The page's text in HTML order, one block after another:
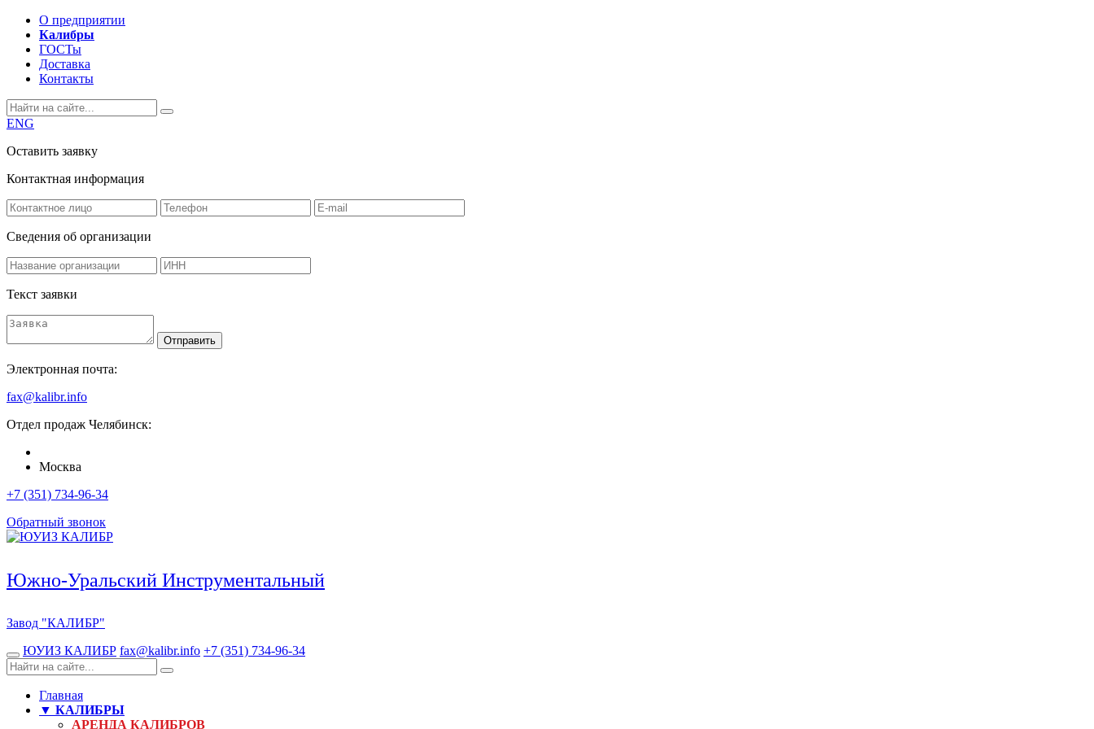
О предприятии
Калибры
ГОСТы
Доставка
Контакты
ENG
Оставить заявку
Контактная информация
Сведения об организации
Текст заявки
Отправить
Электронная почта:
fax@kalibr.info
Отдел продаж Челябинск:
Москва
+7 (351) 734-96-34
Обратный звонок
Южно-Уральский Инструментальный
Завод "КАЛИБР"
ЮУИЗ КАЛИБР fax@kalibr.info +7 (351) 734-96-34
Главная
▼ КАЛИБРЫ
АРЕНДА КАЛИБРОВ